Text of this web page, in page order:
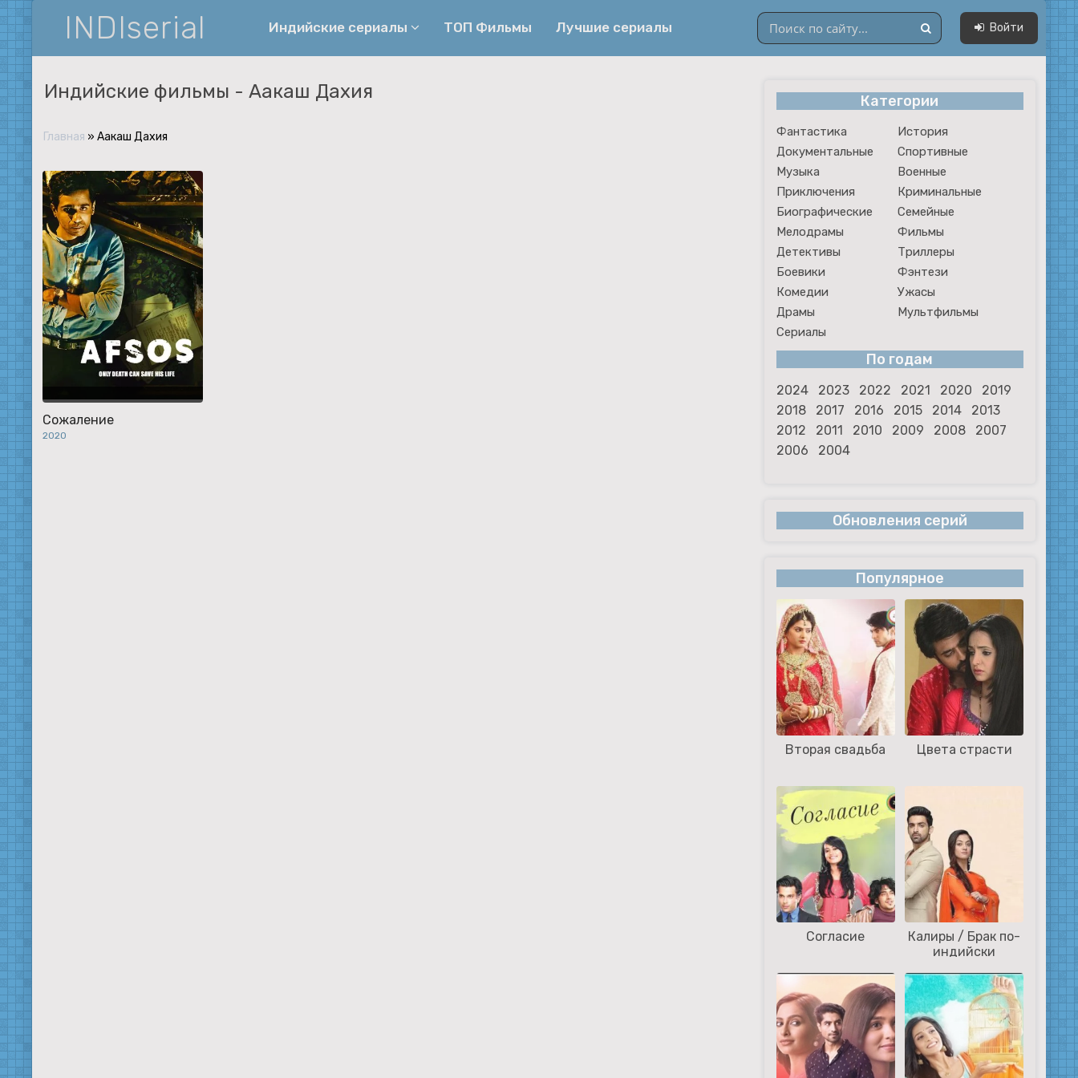
INDIserial Индийские сериалы
Мультфильмы
Сериалы
ТОП Фильмы Лучшие сериалы Войти
Индийские фильмы - Аакаш Дахия
Главная » Аакаш Дахия
Сожаление
2020
Категории
Фантастика
История
Документальные
Спортивные
Музыка
Военные
Приключения
Криминальные
Биографические
Семейные
Мелодрамы
Фильмы
Детективы
Триллеры
Боевики
Фэнтези
Комедии
Ужасы
Драмы
Мультфильмы
Сериалы
По годам
2024 2023 2022 2021 2020
2019
2018
2017 2016 2015 2014
2013
2012
2011 2010 2009 2008
2007
2006
2004
Обновления серий
Популярное
Вторая свадьба Цвета страсти
Согласие
Калиры / Брак по-
индийски